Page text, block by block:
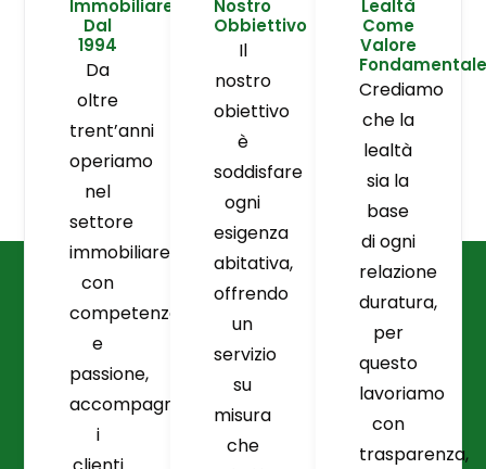
Immobiliare
Dal
1994
Da
oltre
trent’anni
operiamo
nel
settore
immobiliare
con
competenza
e
passione,
accompagnando
i
Nostro
Obbiettivo
Il
nostro
obiettivo
è
soddisfare
ogni
esigenza
abitativa,
offrendo
un
servizio
su
misura
che
Lealtà
Come
Valore
Fondamentale
Crediamo
che la
lealtà
sia la
base
di ogni
relazione
duratura,
per
questo
lavoriamo
con
trasparenza,